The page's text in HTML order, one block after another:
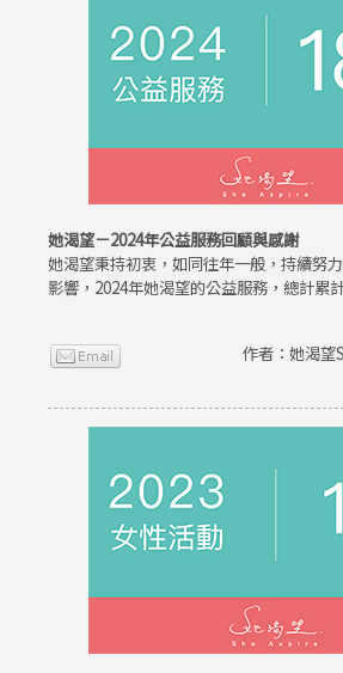
她渴望－2024年公益服務回顧與感謝
她渴望秉持初衷，如同往年一般，持續努
影響，2024年她渴望的公益服務，總計累
作者：她渴